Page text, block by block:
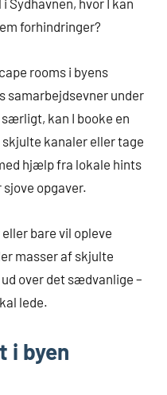
Sydhavnen, hvor I kan
forhindringer?
rooms i byens
samarbejdsevner under
kan I booke en
kanaler eller tage
hjælp fra lokale hints
opgaver.
bare vil opleve
masser af skjulte
over det sædvanlige –
lede.
i byen